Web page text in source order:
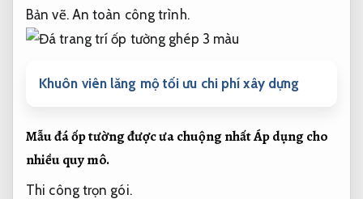
Bản vẽ. An toàn công trình.
Khuôn viên lăng mộ tối ưu chi phí xây dựng
Mẫu đá ốp tường được ưa chuộng nhấtÁp dụng cho
nhiều quy mô.
Thi công trọn gói.